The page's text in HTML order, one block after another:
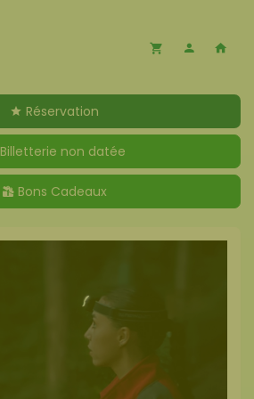
Réservation
Billetterie non datée
Bons Cadeaux